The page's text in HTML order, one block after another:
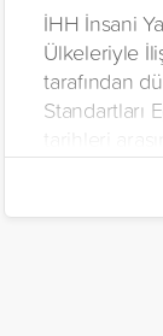
İHH İnsani
Ülkeleriyle
tarafından
Standartları